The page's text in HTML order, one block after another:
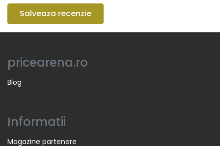
Salveaza recenzie
pricearena.ro
Blog
Informatii
Magazine partenere